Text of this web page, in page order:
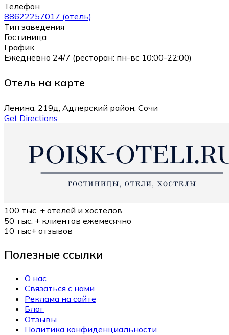
Телефон
88622257017 (отель)
Тип заведения
Гостиница
График
Ежедневно 24/7 (ресторан: пн-вс 10:00-22:00)
Отель на карте
Ленина, 219д, Адлерский район, Сочи
Get Directions
100 тыс. + отелей и хостелов
50 тыс. + клиентов ежемесячно
10 тыс+ отзывов
Полезные ссылки
О нас
Связаться с нами
Реклама на сайте
Блог
Отзывы
Политика конфиденциальности